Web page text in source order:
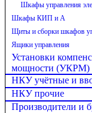
Шкафы управления
Шкафы КИП и А
Щиты и сборки шкафов
Ящики управления
Установки
мощности (УКРМ)
НКУ учётные и
НКУ прочие
Производители и